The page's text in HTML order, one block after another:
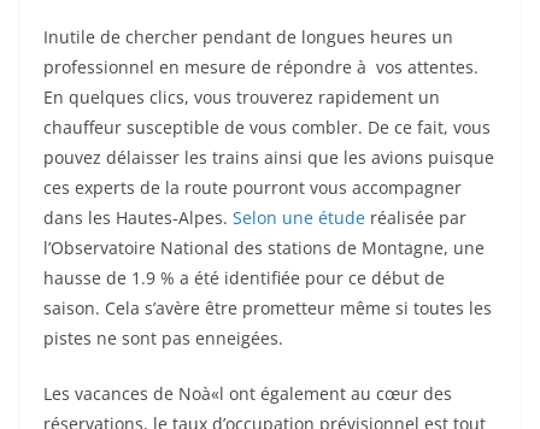
Inutile de chercher pendant de longues heures un
professionnel en mesure de répondre à vos attentes.
En quelques clics, vous trouverez rapidement un
chauffeur susceptible de vous combler. De ce fait, vous
pouvez délaisser les trains ainsi que les avions puisque
ces experts de la route pourront vous accompagner
dans les Hautes-Alpes. Selon une étude réalisée par
l’Observatoire National des stations de Montagne, une
hausse de 1.9 % a été identifiée pour ce début de
saison. Cela s’avère être prometteur même si toutes les
pistes ne sont pas enneigées.
Les vacances de Noà«l ont également au cœur des
réservations, le taux d’occupation prévisionnel est tout